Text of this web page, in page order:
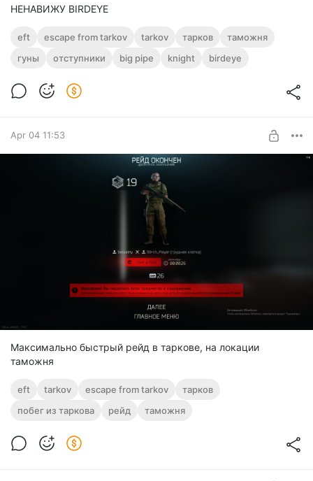
НЕНАВИЖУ BIRDEYE
eft escape from tarkov tarkov тарков
таможня
гуны
отступники big pipe knight birdeye
Apr 04 11:53
Максимально быстрый рейд в таркове, на локации
таможня
eft tarkov escape from tarkov
тарков
побег из таркова
рейд таможня